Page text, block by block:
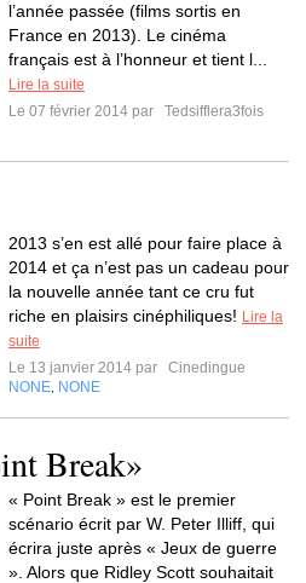
l’année passée (films sortis en
France en 2013). Le cinéma
français est à l’honneur et tient l...
Lire la suite
Le 07 février 2014 par
Tedsifflera3fois
2013 s’en est allé pour faire place à
2014 et ça n’est pas un cadeau pour
la nouvelle année tant ce cru fut
riche en plaisirs cinéphiliques! Lire la
suite
Le 13 janvier 2014 par
Cinedingue
NONE NONE
Break»
« Point Break » est le premier
scénario écrit par W. Peter Illiff, qui
écrira juste après « Jeux de guerre
». Alors que Ridley Scott souhaitait